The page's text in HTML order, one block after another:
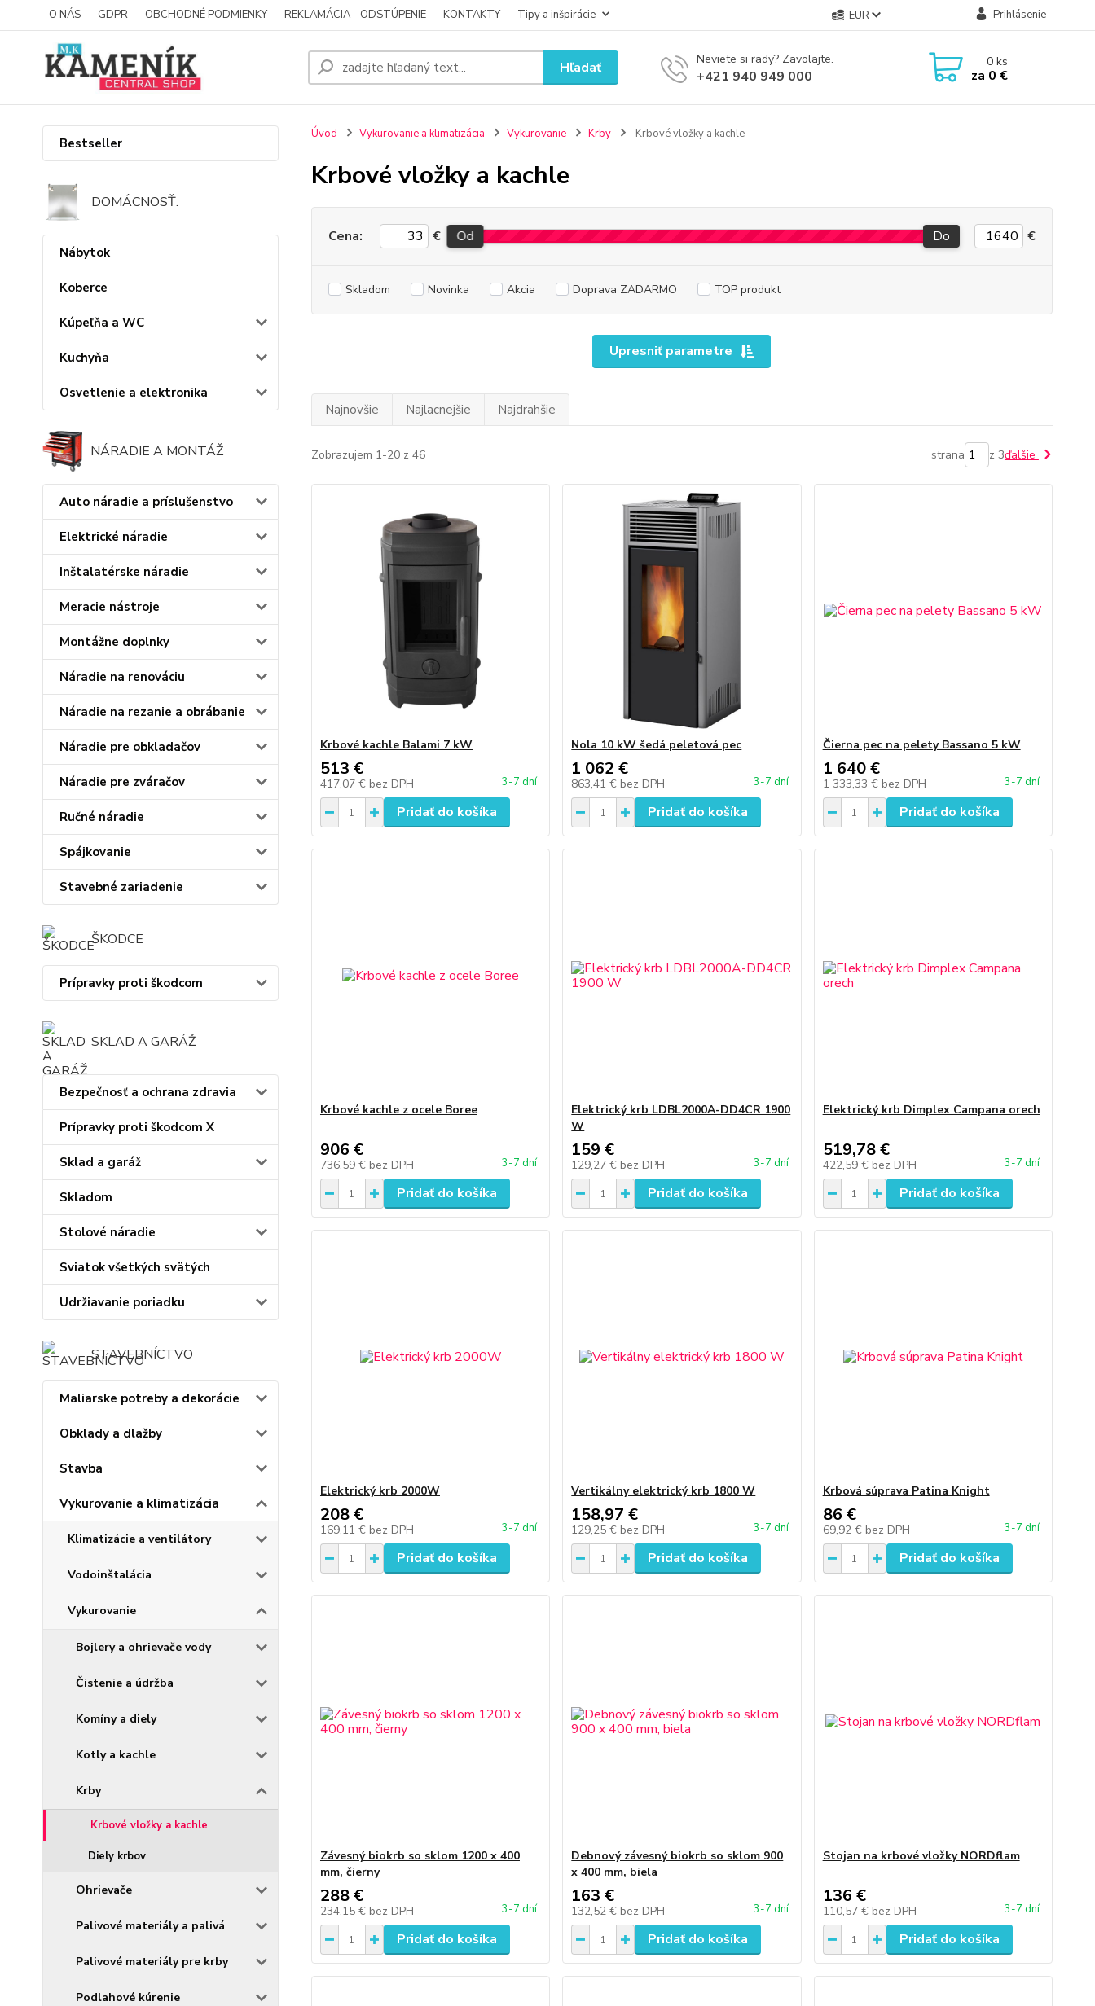
O NÁS GDPR OBCHODNÉ PODMIENKY REKLAMÁCIA - ODSTÚPENIE KONTAKTY Tipy a inšpirácie EUR Prihlásenie
Hľadať Neviete si rady? Zavolajte.
+421 940 949 000
0ks
za 0 €
Bestseller
DOMÁCNOSŤ.
Nábytok
Koberce
Kúpeľňa a WC
Kuchyňa
Osvetlenie a elektronika
NÁRADIE A MONTÁŽ
Auto náradie a príslušenstvo
Elektrické náradie
Inštalatérske náradie
Meracie nástroje
Montážne doplnky
Náradie na renováciu
Náradie na rezanie a obrábanie
Náradie pre obkladačov
Náradie pre zváračov
Ručné náradie
Spájkovanie
Stavebné zariadenie
ŠKODCE
Prípravky proti škodcom
SKLAD A GARÁŽ
Bezpečnosť a ochrana zdravia
Prípravky proti škodcom X
Sklad a garáž
Skladom
Stolové náradie
Sviatok všetkých svätých
Udržiavanie poriadku
STAVEBNÍCTVO
Maliarske potreby a dekorácie
Obklady a dlažby
Stavba
Vykurovanie a klimatizácia
Klimatizácie a ventilátory
Vodoinštalácia
Vykurovanie
Bojlery a ohrievače vody
Čistenie a údržba
Komíny a diely
Kotly a kachle
Krby
Krbové vložky a kachle
Diely krbov
Ohrievače
Palivové materiály a palivá
Palivové materiály pre krby
Podlahové kúrenie
Úvod Vykurovanie a klimatizácia Vykurovanie Krby Krbové vložky a kachle
Krbové vložky a kachle
Upresniť parametre
Cena: € Od Do €
Skladom Novinka Akcia Doprava ZADARMO TOP produkt
Najnovšie Najlacnejšie Najdrahšie
Zobrazujem 1-20 z 46 strana z 3ďalšie
Krbové kachle Balami 7 kW
513 €
417,07 € bez DPH 3-7 dní
Pridať do košíka
Nola 10 kW šedá peletová pec
1 062 €
863,41 € bez DPH 3-7 dní
Pridať do košíka
Čierna pec na pelety Bassano 5 kW
1 640 €
1 333,33 € bez DPH 3-7 dní
Pridať do košíka
Krbové kachle z ocele Boree
906 €
736,59 € bez DPH 3-7 dní
Pridať do košíka
Elektrický krb LDBL2000A-DD4CR 1900
W
159 €
129,27 € bez DPH 3-7 dní
Pridať do košíka
Elektrický krb Dimplex Campana orech
519,78 €
422,59 € bez DPH 3-7 dní
Pridať do košíka
Elektrický krb 2000W
208 €
169,11 € bez DPH 3-7 dní
Pridať do košíka
Vertikálny elektrický krb 1800 W
158,97 €
129,25 € bez DPH 3-7 dní
Pridať do košíka
Krbová súprava Patina Knight
86 €
69,92 € bez DPH 3-7 dní
Pridať do košíka
Závesný biokrb so sklom 1200 x 400
mm, čierny
288 €
234,15 € bez DPH 3-7 dní
Pridať do košíka
Debnový závesný biokrb so sklom 900
x 400 mm, biela
163 €
132,52 € bez DPH 3-7 dní
Pridať do košíka
Stojan na krbové vložky NORDflam
136 €
110,57 € bez DPH 3-7 dní
Pridať do košíka